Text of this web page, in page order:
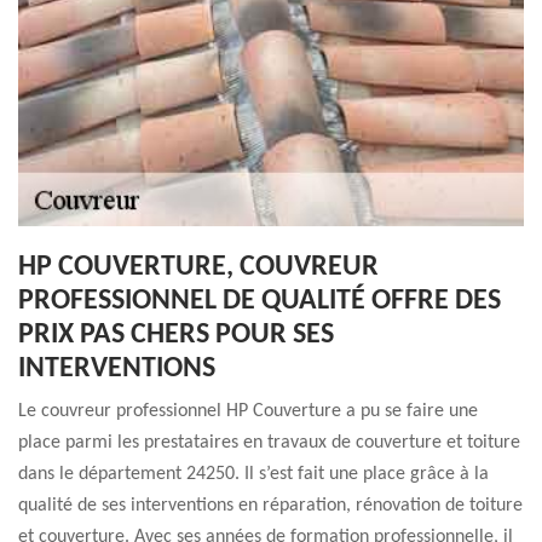
HP COUVERTURE, COUVREUR
PROFESSIONNEL DE QUALITÉ OFFRE DES
PRIX PAS CHERS POUR SES
INTERVENTIONS
Le couvreur professionnel HP Couverture a pu se faire une
place parmi les prestataires en travaux de couverture et toiture
dans le département 24250. Il s’est fait une place grâce à la
qualité de ses interventions en réparation, rénovation de toiture
et couverture. Avec ses années de formation professionnelle, il